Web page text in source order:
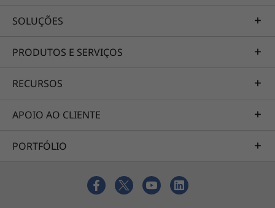
experiência de PC mais segura desde o
primeiro momento. O nosso pré-
escolhidas criteriosamente, concebidas para
com uma moldura de apenas 5,7 mm de
SOLUÇÕES
PRODUTOS E SERVIÇOS
RECURSOS
APOIO AO CLIENTE
PORTFÓLIO